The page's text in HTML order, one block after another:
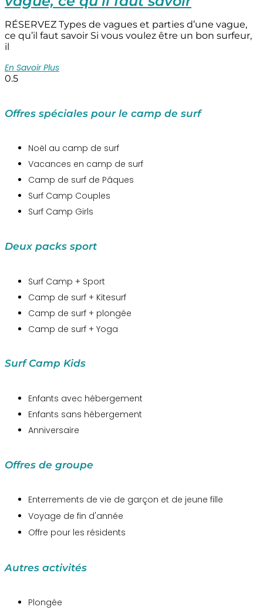
RÉSERVEZ Types de vagues et parties d’une vague,
ce qu’il faut savoir Si vous voulez être un bon surfeur,
il
En Savoir Plus
Offres spéciales pour le camp de surf
Noël au camp de surf
Vacances en camp de surf
Camp de surf de Pâques
Surf Camp Couples
Surf Camp Girls
Deux packs sport
Surf Camp + Sport
Camp de surf + Kitesurf
Camp de surf + plongée
Camp de surf + Yoga
Surf Camp Kids
Enfants avec hébergement
Enfants sans hébergement
Anniversaire
Offres de groupe
Enterrements de vie de garçon et de jeune fille
Voyage de fin d'année
Offre pour les résidents
Autres activités
Plongée